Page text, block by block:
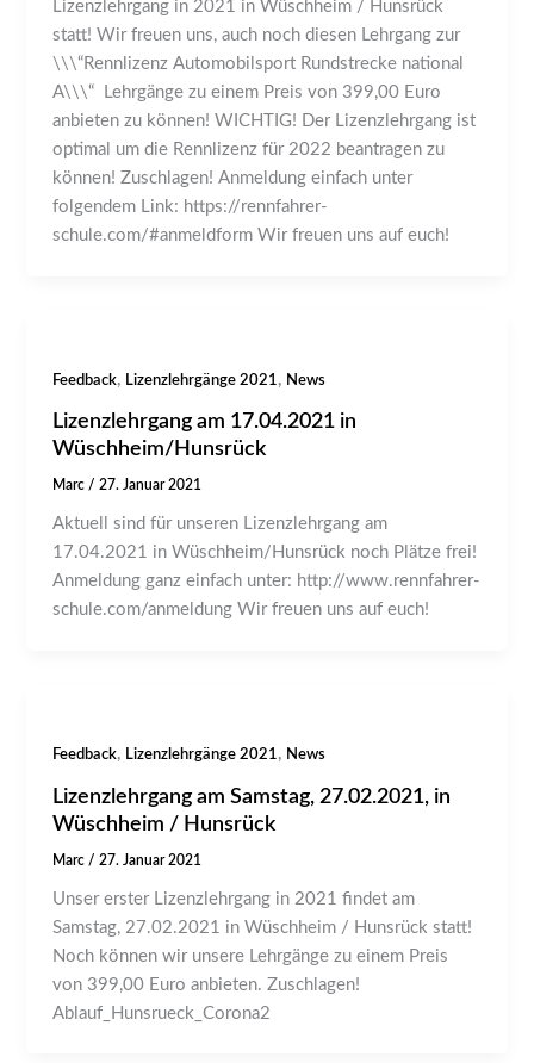
Lizenzlehrgang in 2021 in Wüschheim / Hunsrück
statt! Wir freuen uns, auch noch diesen Lehrgang zur
\\\“Rennlizenz Automobilsport Rundstrecke national
A\\\“ Lehrgänge zu einem Preis von 399,00 Euro
anbieten zu können! WICHTIG! Der Lizenzlehrgang ist
optimal um die Rennlizenz für 2022 beantragen zu
können! Zuschlagen! Anmeldung einfach unter
folgendem Link: https://rennfahrer-
schule.com/#anmeldform Wir freuen uns auf euch!
Feedback, Lizenzlehrgänge 2021 , News
Lizenzlehrgang am 17.04.2021 in
Wüschheim/Hunsrück
Marc /27. Januar 2021
Aktuell sind für unseren Lizenzlehrgang am
17.04.2021 in Wüschheim/Hunsrück noch Plätze frei!
Anmeldung ganz einfach unter: http://www.rennfahrer-
schule.com/anmeldung Wir freuen uns auf euch!
Feedback, Lizenzlehrgänge 2021 , News
Lizenzlehrgang am Samstag, 27.02.2021, in
Wüschheim / Hunsrück
Marc /27. Januar 2021
Unser erster Lizenzlehrgang in 2021 findet am
Samstag, 27.02.2021 in Wüschheim / Hunsrück statt!
Noch können wir unsere Lehrgänge zu einem Preis
von 399,00 Euro anbieten. Zuschlagen!
Ablauf_Hunsrueck_Corona2